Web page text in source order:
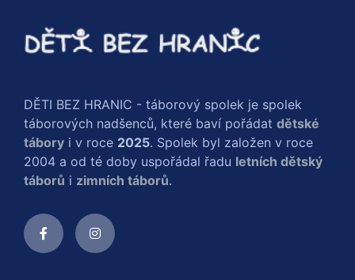
DĚTI BEZ HRANIC - táborový spolek je spolek
táborových nadšenců, které baví pořádat dětské
tábory i v roce 2025. Spolek byl založen v roce
2004 a od té doby uspořádal řadu letních dětský
táborů i zimních táborů.